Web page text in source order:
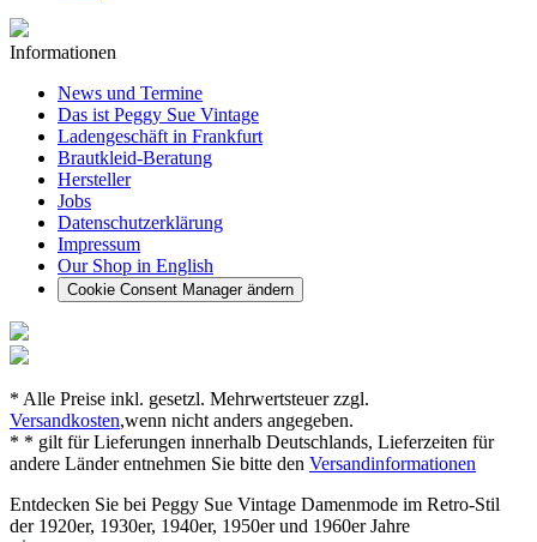
Informationen
News und Termine
Das ist Peggy Sue Vintage
Ladengeschäft in Frankfurt
Brautkleid-Beratung
Hersteller
Jobs
Datenschutzerklärung
Impressum
Our Shop in English
Cookie Consent Manager ändern
* Alle Preise inkl. gesetzl. Mehrwertsteuer zzgl.
Versandkosten,wenn nicht anders angegeben.
* * gilt für Lieferungen innerhalb Deutschlands, Lieferzeiten für
andere Länder entnehmen Sie bitte den Versandinformationen
Entdecken Sie bei Peggy Sue Vintage Damenmode im Retro-Stil
der 1920er, 1930er, 1940er, 1950er und 1960er Jahre